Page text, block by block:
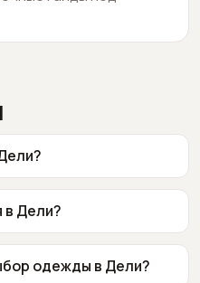
в Дели?
одежды в Дели?